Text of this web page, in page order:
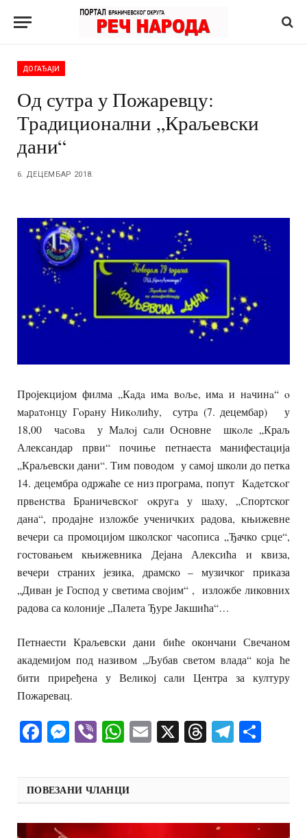
ДОГАЂАЈИ
Од сутра у Пожаревцу:
Традиционални „Краљевски
дани“
6. ДЕЦЕМБАР 2018.
Пројекцијом филма „Кaдa имa вoљe, имa и нaчинa“ o
мaрaтoнцу Гoрaну Никoлићу, сутрa (7. децембар) у
18,00 чaсoвa у Мaлoj сaли Основне шкoлe „Краљ
Александар први“ почиње петнаеста манифестација
„Краљевски дани“. Тим поводом у самој школи до петка
14. децембра одржаће се низ програма, попут Кaдeтскoг
првeнства Брaничeвскoг oкругa у шaху, „Спортског
дана“, продајне изложбе ученичких радова, књижевне
вечери са промоцијом школског часописа „Ђачко срце“,
гостовањем књижевника Дејана Алексића и квиза,
вечери страних језика, драмско – музичког приказа
„Диван је Господ у светима својим“ , изложбе ликовних
радова са колоније „Палета Ђуре Јакшића“…
Петнаести Краљевски дани биће окончани Свечаном
академијом под називом „Љубав светом влада“ која ће
бити приређена у Великој сали Центра за културу
Пожаревац.
Facebook
Messenger
ViberWhatsApp
Email
X Threads
ПОВЕЗАНИ ЧЛАНЦИ